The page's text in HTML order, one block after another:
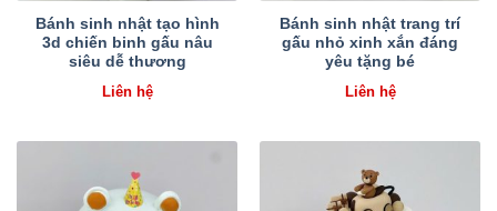
Bánh sinh nhật tạo hình
3d chiến binh gấu nâu
siêu dễ thương
Liên hệ
Bánh sinh nhật trang trí
gấu nhỏ xinh xắn đáng
yêu tặng bé
Liên hệ